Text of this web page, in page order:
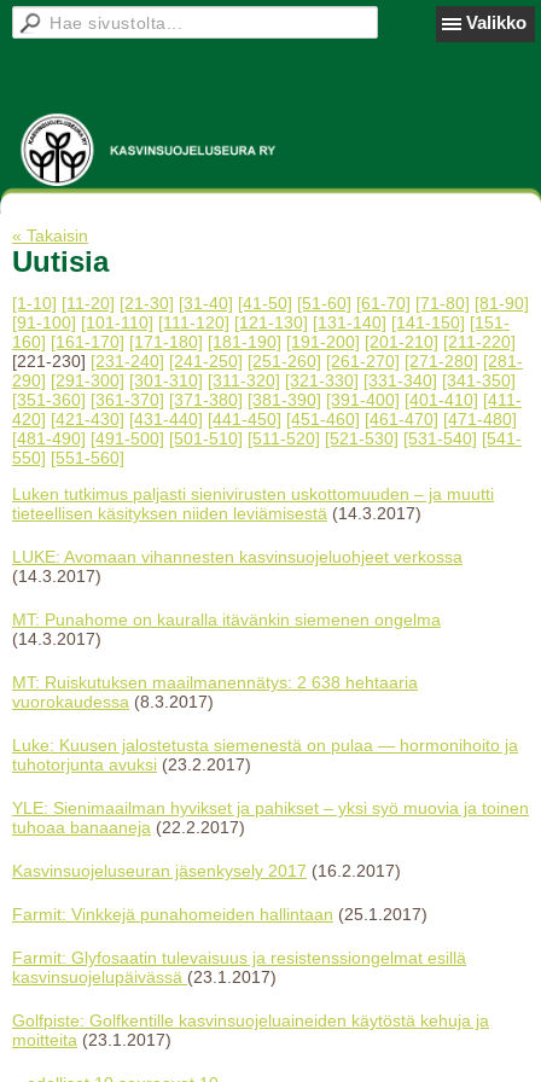
Valikko
« Takaisin
Uutisia
[1-10] [11-20] [21-30] [31-40] [41-50] [51-60] [61-70] [71-80] [81-90]
[91-100] [101-110] [111-120] [121-130] [131-140] [141-150] [151-
160] [161-170] [171-180] [181-190] [191-200] [201-210] [211-220]
[221-230] [231-240] [241-250] [251-260] [261-270] [271-280] [281-
290] [291-300] [301-310] [311-320] [321-330] [331-340] [341-350]
[351-360] [361-370] [371-380] [381-390] [391-400] [401-410] [411-
420] [421-430] [431-440] [441-450] [451-460] [461-470] [471-480]
[481-490] [491-500] [501-510] [511-520] [521-530] [531-540] [541-
550] [551-560]
Luken tutkimus paljasti sienivirusten uskottomuuden – ja muutti
tieteellisen käsityksen niiden leviämisestä (14.3.2017)
LUKE: Avomaan vihannesten kasvinsuojeluohjeet verkossa
(14.3.2017)
MT: Punahome on kauralla itävänkin siemenen ongelma
(14.3.2017)
MT: Ruiskutuksen maailmanennätys: 2 638 hehtaaria
vuorokaudessa (8.3.2017)
Luke: Kuusen jalostetusta siemenestä on pulaa — hormonihoito ja
tuhotorjunta avuksi (23.2.2017)
YLE: Sienimaailman hyvikset ja pahikset – yksi syö muovia ja toinen
tuhoaa banaaneja (22.2.2017)
Kasvinsuojeluseuran jäsenkysely 2017 (16.2.2017)
Farmit: Vinkkejä punahomeiden hallintaan (25.1.2017)
Farmit: Glyfosaatin tulevaisuus ja resistenssiongelmat esillä
kasvinsuojelupäivässä (23.1.2017)
Golfpiste: Golfkentille kasvinsuojeluaineiden käytöstä kehuja ja
moitteita (23.1.2017)